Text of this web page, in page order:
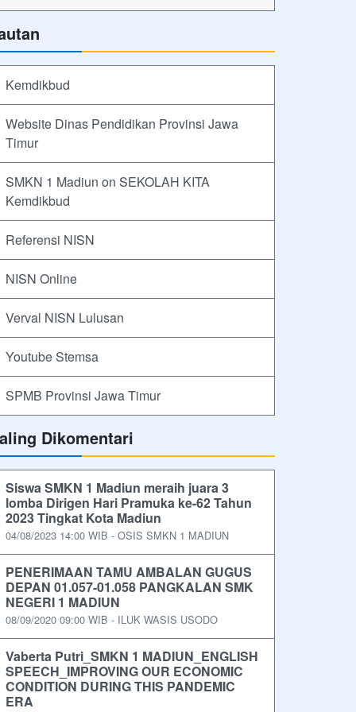
Kemdikbud
Website Dinas Pendidikan Provinsi Jawa
Timur
SMKN 1 Madiun on SEKOLAH KITA
Kemdikbud
Referensi NISN
NISN Online
Verval NISN Lulusan
Youtube Stemsa
SPMB Provinsi Jawa Timur
Dikomentari
Siswa SMKN 1 Madiun meraih juara 3
lomba Dirigen Hari Pramuka ke-62 Tahun
2023 Tingkat Kota Madiun
04/08/2023 14:00 WIB - OSIS SMKN 1 MADIUN
PENERIMAAN TAMU AMBALAN GUGUS
DEPAN 01.057-01.058 PANGKALAN SMK
NEGERI 1 MADIUN
08/09/2020 09:00 WIB - ILUK WASIS USODO
Vaberta Putri_SMKN 1 MADIUN_ENGLISH
SPEECH_IMPROVING OUR ECONOMIC
CONDITION DURING THIS PANDEMIC
ERA